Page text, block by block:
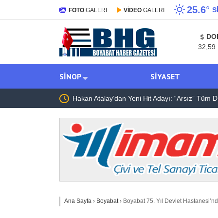
FOTO GALERİ VİDEO GALERİ 25.6°
32,59
SINOP SIYASET
Yeni Hit Adayı: “Arsız” Tüm Dijital Platformlarda Akif Manaf’a
Ana Sayfa › Boyabat› Boyabat 75. Yıl Devlet